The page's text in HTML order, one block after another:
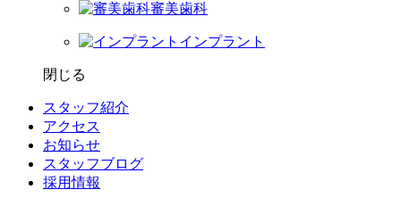
審美歯科
インプラント
閉じる
スタッフ紹介
アクセス
お知らせ
スタッフブログ
採用情報